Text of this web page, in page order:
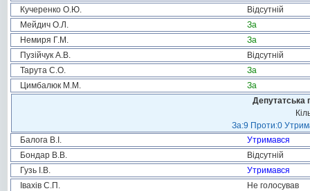
Кучеренко О.Ю.
Відсутній
Мейдич О.Л.
За
Немиря Г.М.
За
Пузійчук А.В.
Відсутній
Тарута С.О.
За
Цимбалюк М.М.
За
Депутатська
За:9 Проти:0
Балога В.І.
Утримався
Бондар В.В.
Відсутній
Гузь І.В.
Утримався
Івахів С.П.
Не голосував